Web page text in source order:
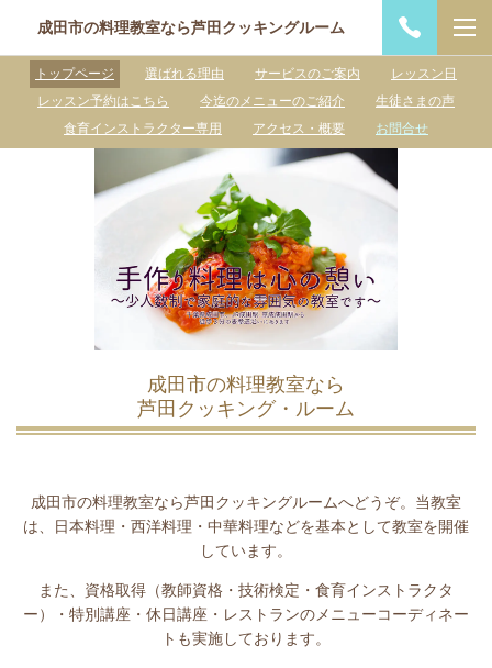
成田市の料理教室なら芦田クッキングルーム
トップページ 選ばれる理由 サービスのご案内
レッスン日
レッスン予約はこちら
今迄のメニューのご紹介
生徒さまの声
食育インストラクター専用
アクセス・概要 お問合せ
成田市の料理教室なら
芦田クッキング・ルーム
成田市の料理教室なら芦田クッキングルームへどうぞ。当教室
は、日本料理・西洋料理・中華料理などを基本として教室を開催
しています。
また、資格取得（教師資格・技術検定・食育インストラクタ
ー）・特別講座・休日講座・レストランのメニューコーディネー
トも実施しております。